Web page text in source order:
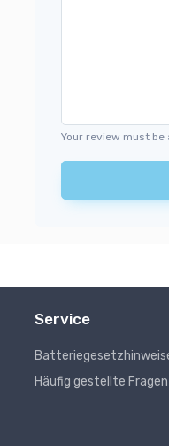
Your review must
Service
Häufig gestellte Fragen